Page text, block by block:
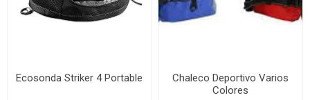
Ecosonda Striker 4 Portable
Chaleco Deportivo Varios
Colores